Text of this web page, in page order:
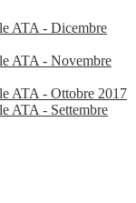
ATA - Dicembre
ATA - Novembre
ATA - Ottobre 2017
ATA - Settembre